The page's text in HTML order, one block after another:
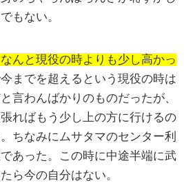
もない。
んと現役の時よりも少し高かっ
までを超えるという現役の時は
言わんばかりのものだったが、
ればもう少し上の方に行けるの
ちなみにムサタマのセンター利
あった。この時に中途半端に武
ら今の自分はない。